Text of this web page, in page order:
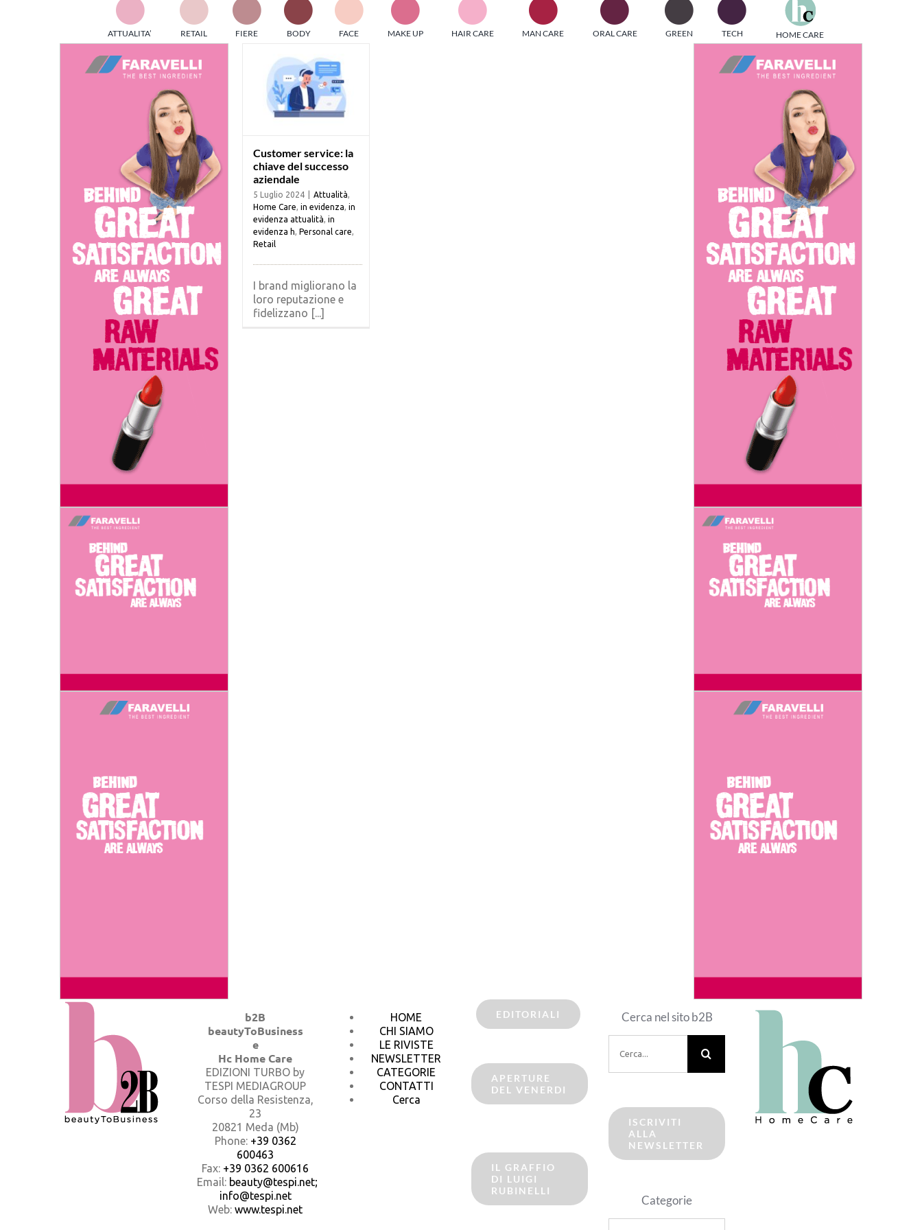
TESPI MEDIAGROUP racchiude un pool di società di comunicazione
particolare, attraverso numerose riviste verticali, fornisce strumenti di
informazione che coinvolgono gli attori nei settori beauty, food,
technology, entertainment e sport.
Stay tuned!
ATTUALITA’ RETAIL FIERE BODY FACE MAKE UP HAIR CARE MAN CARE ORAL CARE GREEN TECH HOME CARE
Customer service:
la chiave del
successo aziendale
Customer service: la
chiave del successo
aziendale
5 Luglio 2024 Attualità
Home Care in evidenza in
evidenza attualità in
evidenza h Personal care
Retail
I brand migliorano la
loro reputazione e
fidelizzano [...]
b2B
beautyToBusiness
e
Hc Home Care
EDIZIONI TURBO by
TESPI MEDIAGROUP
Corso della Resistenza,
23
20821 Meda (Mb)
Phone: +39 0362
600463
Fax: +39 0362 600616
Email: beauty@tespi.net;
info@tespi.net
Web: www.tespi.net
HOME
CHI SIAMO
LE RIVISTE
NEWSLETTER
CATEGORIE
CONTATTI
Cerca
EDITORIALI
APERTURE
DEL VENERDI
IL GRAFFIO
DI LUIGI
RUBINELLI
Cerca nel sito b2B
per:
ISCRIVITI
ALLA
NEWSLETTER
Categorie